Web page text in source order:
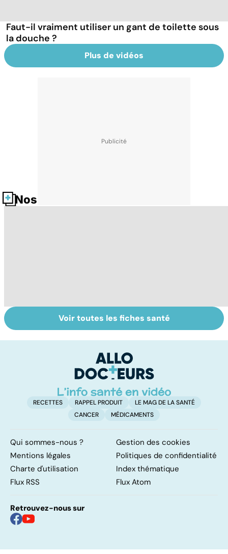
Faut-il vraiment utiliser un gant de toilette sous
la douche ?
Plus de vidéos
Nos fiches santé
Tout savoir sur le
vitiligo
Prurit,
démangeaisons :
peau qui gratte !
Voir toutes les fiches santé
RECETTES RAPPEL PRODUIT
LE MAG DE LA SANTÉ
CANCER
MÉDICAMENTS
Qui sommes-nous ?
Gestion des cookies
Mentions légales
Politiques de confidentialité
Charte d'utilisation
Index thématique
Flux RSS
Flux Atom
Retrouvez-nous sur